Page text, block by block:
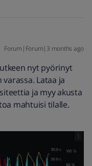
Forum|Forum|3 months ago
nyt pyörinyt
Lataa ja
ja myy akusta
mahtuisi tilalle.